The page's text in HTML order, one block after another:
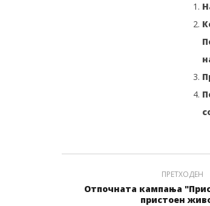
ПРЕТХОДЕН
Отпочната кампања
пристоен